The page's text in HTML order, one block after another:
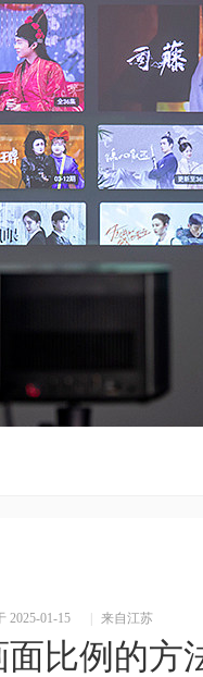
2025-01-15 来自江苏
比例的方